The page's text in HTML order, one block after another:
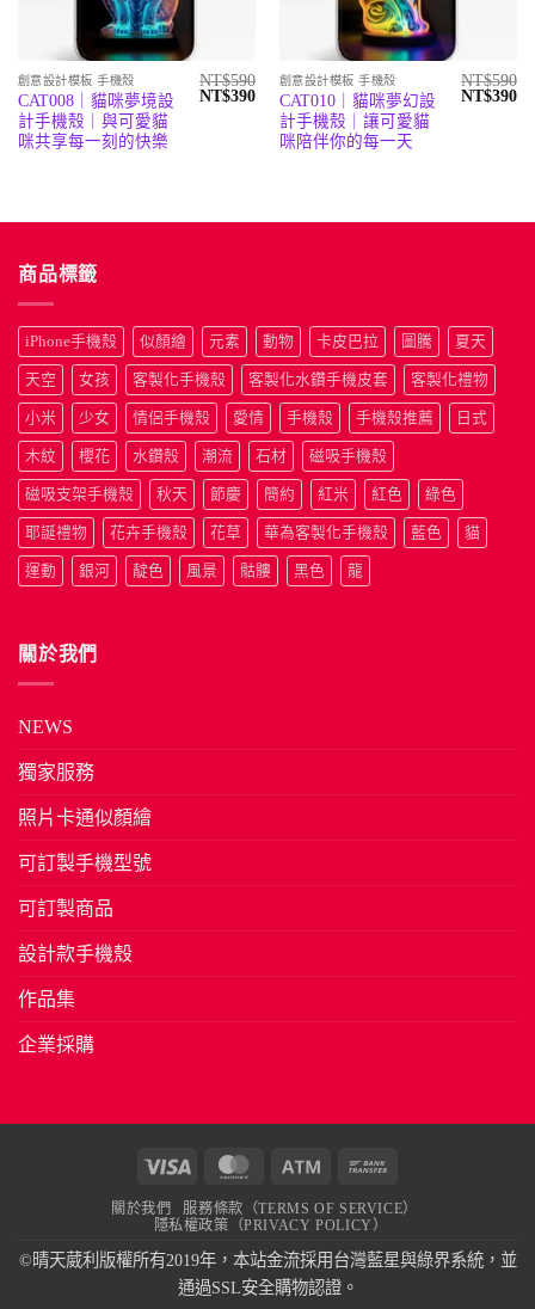
創意設計模板 手機殼
CAT008｜貓咪夢境設
計手機殼｜與可愛貓
咪共享每一刻的快樂
NT$590
原
NT$390目
格：
創意設計模板 手機殼
CAT010｜貓咪夢幻設
計手機殼｜讓可愛貓
咪陪伴你的每一天
NT$590
原
NT$390目
商品標籤
iPhone手機殼 似顏繪 元素 動物 卡皮巴拉 圖騰 夏天
天空 女孩 客製化手機殼 客製化水鑽手機皮套 客製化禮物
小米 少女 情侶手機殼 愛情 手機殼 手機殼推薦 日式
木紋 櫻花 水鑽殼 潮流 石材 磁吸手機殼
磁吸支架手機殼 秋天 節慶 簡約 紅米 紅色 綠色
耶誕禮物 花卉手機殼 花草 華為客製化手機殼 藍色 貓
運動 銀河 靛色 風景 骷髏 黑色 龍
關於我們
NEWS
獨家服務
照片卡通似顏繪
可訂製手機型號
可訂製商品
設計款手機殼
作品集
企業採購
MasterCard Atm
關於我們
服務條款（TERMS OF SERVICE）
隱私權政策（PRIVACY POLICY）
©晴天葳利版權所有2019年，本站金流採用台灣藍星與綠界系統，並
通過SSL安全購物認證。